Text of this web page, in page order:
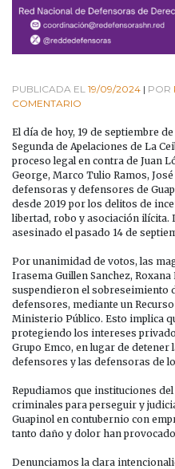
PUBLICADA EL 19/09/2024 | POR
COMENTARIO
|
CORTE
DE
APELACIONES
RESUELVE
CONTINUAR
LA
CRIMINALIZACIÓN
DEFENSORES
Y
DEFENSORAS
DE
GUAPINOL,
INCLUYENDO
AL
DEFENSOR
LÓPEZ,
RECIENTEMENTE
ASESINADO.
El día de hoy, 19 de septiembre
Segunda de Apelaciones de La
proceso legal en contra de Juan
George, Marco Tulio Ramos,
defensoras y defensores de
desde 2019 por los delitos de
libertad, robo y asociación ilícita.
asesinado el pasado 14 de
Por unanimidad de votos, las
Irasema Guillen Sanchez,
suspendieron el sobreseimiento
defensores, mediante un
Ministerio Público. Esto implica
protegiendo los intereses
Grupo Emco, en lugar de
defensores y las defensoras de
Repudiamos que instituciones
criminales para perseguir y
Guapinol en contubernio con
tanto daño y dolor han
Denunciamos la clara